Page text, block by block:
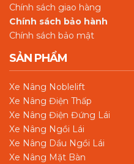
Chính sách giao hàng
Chính sách bảo hành
Chính sách bảo mật
SẢN PHẨM
Xe Nâng Noblelift
Xe Nâng Điện Thấp
Xe Nâng Điện Đứng Lái
Xe Nâng Ngồi Lái
Xe Nâng Dầu Ngồi Lái
Xe Nâng Mặt Bàn